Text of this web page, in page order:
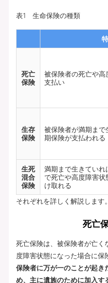
表1 生命保険の種類
死亡
保険
被保険者の死亡や
支払い
生存
保険
被保険者が満期ま
期保険が支払われる
生死
混合
保険
満期まで生きていれ
で死亡や高度障害
け取れる
それぞれを詳しく解説します。
死亡
死亡保険は、被保険者が亡く
度障害状態になった場合に保
保険者に万が一のことが起き
め、主に遺族のために加入す